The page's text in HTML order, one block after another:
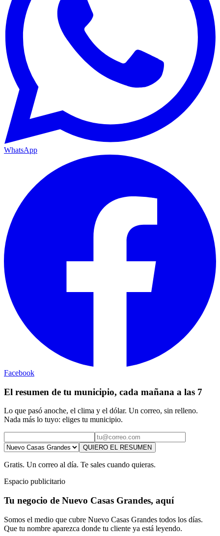
WhatsApp
Facebook
El resumen de tu municipio, cada mañana a las 7
Lo que pasó anoche, el clima y el dólar. Un correo, sin relleno.
Nada más lo tuyo: eliges tu municipio.
QUIERO EL RESUMEN
Gratis. Un correo al día. Te sales cuando quieras.
Espacio publicitario
Tu negocio de Nuevo Casas Grandes, aquí
Somos el medio que cubre Nuevo Casas Grandes todos los días.
Que tu nombre aparezca donde tu cliente ya está leyendo.